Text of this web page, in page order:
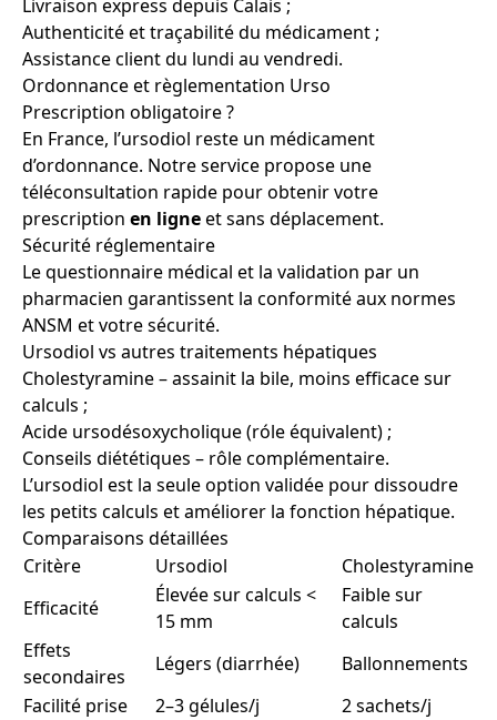
Livraison express depuis Calais ;
Authenticité et traçabilité du médicament ;
Assistance client du lundi au vendredi.
Ordonnance et règlementation Urso
Prescription obligatoire ?
En France, l’ursodiol reste un médicament
d’ordonnance. Notre service propose une
téléconsultation rapide pour obtenir votre
prescription en ligneet sans déplacement.
Sécurité réglementaire
Le questionnaire médical et la validation par un
pharmacien garantissent la conformité aux normes
ANSM et votre sécurité.
Ursodiol vs autres traitements hépatiques
Cholestyramine – assainit la bile, moins efficace sur
calculs ;
Acide ursodésoxycholique (róle équivalent) ;
Conseils diététiques – rôle complémentaire.
L’ursodiol est la seule option validée pour dissoudre
les petits calculs et améliorer la fonction hépatique.
Comparaisons détaillées
Critère
Ursodiol
Cholestyramine
Efficacité
Élevée sur calculs <
15 mm
Faible sur
calculs
Effets
secondaires
Légers (diarrhée)
Ballonnements
Facilité prise
2–3 gélules/j 2 sachets/j